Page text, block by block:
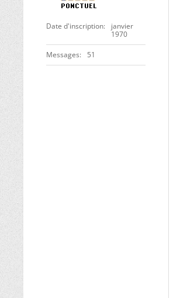
Date d'inscription
janvier
1970
Messages 51